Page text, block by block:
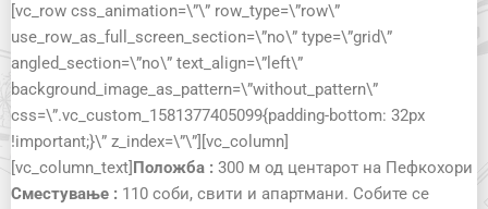
[vc_row css_animation=\”\” row_type=\”row\”
use_row_as_full_screen_section=\”no\” type=\”grid\”
angled_section=\”no\” text_align=\”left\”
background_image_as_pattern=\”without_pattern\”
css=\”.vc_custom_1581377405099{padding-bottom: 32px
!important;}\” z_index=\”\”][vc_column]
[vc_column_text]Положба : 300 м од центарот на Пефкохори
Сместување : 110 соби, свити и апартмани. Собите се